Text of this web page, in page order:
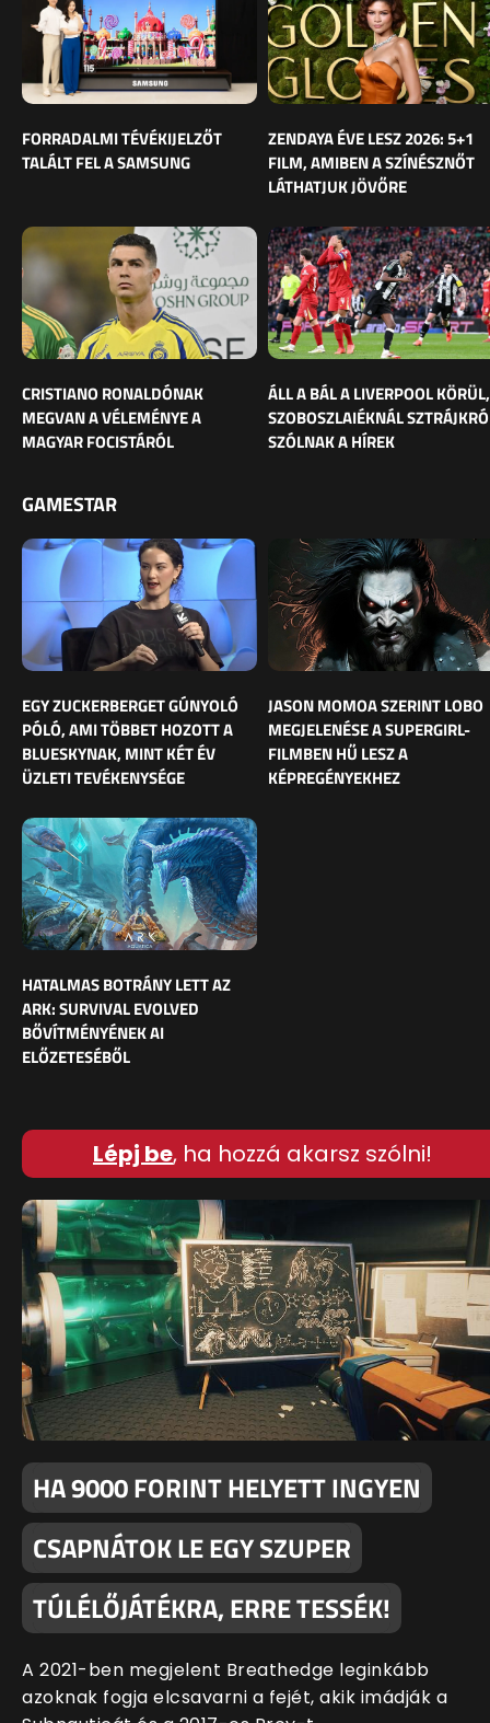
FORRADALMI TÉVÉKIJELZŐT
TALÁLT FEL A SAMSUNG
ZENDAYA ÉVE LESZ 2026: 5+1
FILM, AMIBEN A SZÍNÉSZNŐT
LÁTHATJUK JÖVŐRE
CRISTIANO RONALDÓNAK
MEGVAN A VÉLEMÉNYE A
MAGYAR FOCISTÁRÓL
ÁLL A BÁL A LIVERPOOL KÖRÜL,
SZOBOSZLAIÉKNÁL
SZÓLNAK A HÍREK
GAMESTAR
EGY ZUCKERBERGET GÚNYOLÓ
PÓLÓ, AMI TÖBBET HOZOTT A
BLUESKYNAK, MINT KÉT ÉV
ÜZLETI TEVÉKENYSÉGE
JASON MOMOA SZERINT LOBO
MEGJELENÉSE A SUPERGIRL-
FILMBEN HŰ LESZ A
KÉPREGÉNYEKHEZ
HATALMAS BOTRÁNY LETT AZ
ARK: SURVIVAL EVOLVED
BŐVÍTMÉNYÉNEK AI
ELŐZETESÉBŐL
Lépj be, ha hozzá akarsz szólni!
HA 9000 FORINT HELYETT INGYEN
CSAPNÁTOK LE EGY SZUPER
TÚLÉLŐJÁTÉKRA, ERRE TESSÉK!
A 2021-ben megjelent Breathedge leginkább
azoknak fogja elcsavarni a fejét, akik imádják a